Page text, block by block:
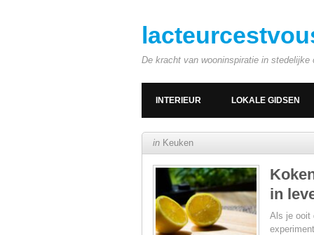
De kracht van wooninspiratie in stedelijke
INTERIEUR LOKALE GIDSEN
in Keuken
in
Als je ooit